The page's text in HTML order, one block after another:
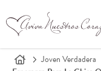
Joven Verdadera